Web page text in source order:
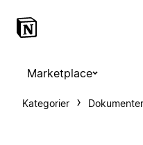
Marketplace
Kategorier Dokumenter